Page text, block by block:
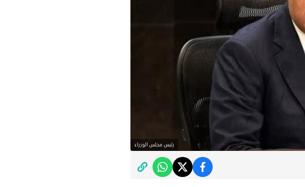
رئيس مجلس الوزراء